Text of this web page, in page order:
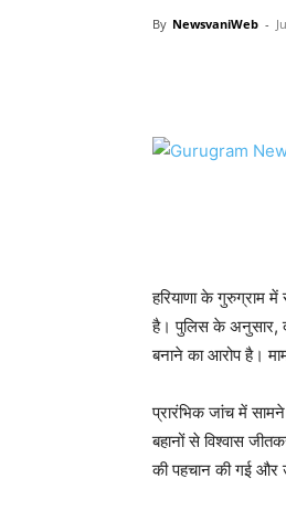
By NewsvaniWeb -
हरियाणा के गुरुग्राम में
है। पुलिस के अनुसार,
बनाने का आरोप है।
प्रारंभिक जांच में
बहानों से विश्वास
की पहचान की गई और